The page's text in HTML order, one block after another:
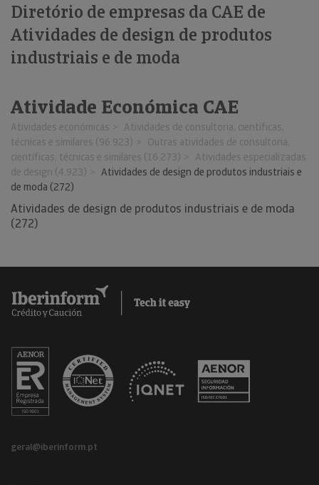
Diretório de empresas da CAE de
Atividades de design de produtos
industriais e de moda
Atividade Económica CAE
Atividades económicas
Atividades de consultoria, científicas,
técnicas e similares (96.923)
Outras atividades de consultoria,
científicas, técnicas e similares (16.273)
Atividades especializadas
de design (4.923)
Atividades de design de produtos industriais e
de moda (272)
Atividades de design de produtos industriais e de moda
(272)
geral@iberinform.pt